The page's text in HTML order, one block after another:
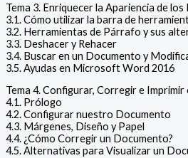
Tema 3. Enriquecer la Apariencia de
3.1. Cómo utilizar la barra de
3.2. Herramientas de Párrafo y sus
3.3. Deshacer y Rehacer
3.4. Buscar en un Documento y
3.5. Ayudas en Microsoft Word 2016
Tema 4. Configurar, Corregir e
4.1. Prólogo
4.2. Configurar nuestro Documento
4.3. Márgenes, Diseño y Papel
4.4. ¿Cómo Corregir un Documento?
4.5. Alternativas para Visualizar un